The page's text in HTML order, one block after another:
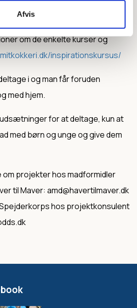
Afvis
på kursernes indhold
om de enkelte kurser og
inspirationskursus/
i og man får foruden
med hjem.
for at deltage, kun at
med børn og unge og give dem
om projekter hos madformidler
til Maver: amd@havertilmaver.dk
hos projektkonsulent